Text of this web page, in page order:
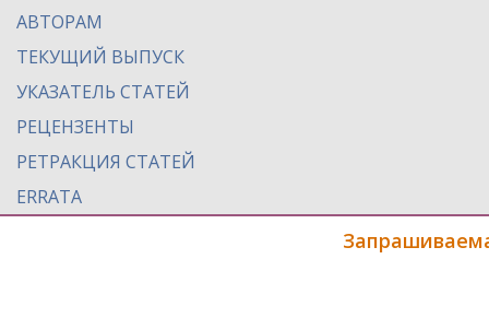
АВТОРАМ
ТЕКУЩИЙ ВЫПУСК
УКАЗАТЕЛЬ СТАТЕЙ
РЕЦЕНЗЕНТЫ
РЕТРАКЦИЯ СТАТЕЙ
ERRATA